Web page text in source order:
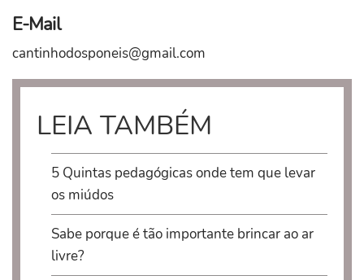
E-Mail
cantinhodosponeis@gmail.com
LEIA TAMBÉM
5 Quintas pedagógicas onde tem que levar
os miúdos
Sabe porque é tão importante brincar ao ar
livre?